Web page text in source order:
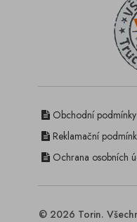
Obchodní podmínky
Reklamační
Ochrana osobních
© 2026 Torin.